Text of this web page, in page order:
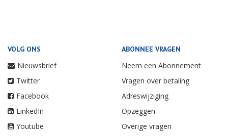
VOLG ONS
Nieuwsbrief
Twitter
Facebook
LinkedIn
Youtube
ABONNEE VRAGEN
Neem een Abonnement
Vragen over betaling
Adreswijziging
Opzeggen
Overige vragen